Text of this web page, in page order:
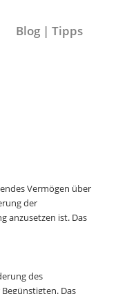
Blog | Tipps
Vermögen über
der
anzusetzen ist. Das
des
Das